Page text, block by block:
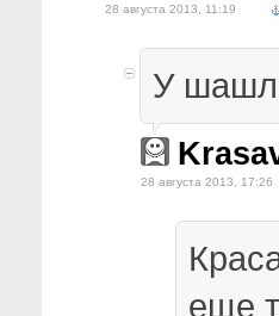
28 августа 2013, 11:19
У
28 августа 2013, 17:26
еще